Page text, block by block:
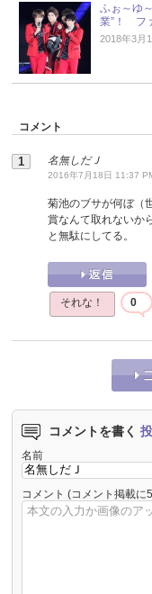
ふぉ～ゆ
業”！ フ
2018年3月
コメント
名無しだＪ
2016年7月18日 11:37
菊池のブサが何ぼ（
賞なんて取れないか
と無駄にしてる。
それな！ 0
コメントを書く
名前
コメント (コメント掲載に